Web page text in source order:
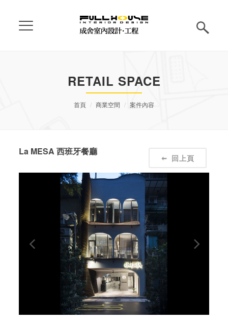
RETAIL SPACE
首頁 商業空間 案件內容
La MESA 西班牙餐廳
回上頁